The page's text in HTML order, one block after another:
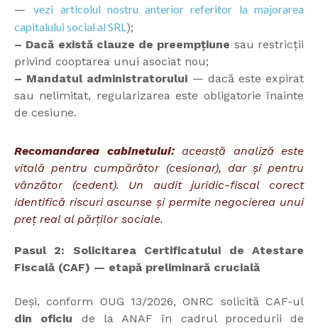
—vezi articolul nostru anterior referitor la majorarea
capitalului social al SRL);
– Dacă există clauze de preempțiune sau restricții
privind cooptarea unui asociat nou;
– Mandatul administratorului — dacă este expirat
sau nelimitat, regularizarea este obligatorie înainte
de cesiune.
Recomandarea cabinetului:această analiză este
vitală pentru cumpărător (cesionar), dar și pentru
vânzător (cedent). Un audit juridic-fiscal corect
identifică riscuri ascunse și permite negocierea unui
preț real al părților sociale.
Pasul 2: Solicitarea Certificatului de Atestare
Fiscală (CAF) — etapă preliminară crucială
Deși, conform OUG 13/2026, ONRC solicită CAF-ul
din oficiu de la ANAF în cadrul procedurii de